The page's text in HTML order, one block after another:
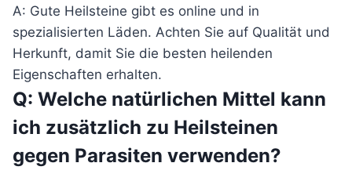
A: Gute Heilsteine gibt es online und in
spezialisierten Läden. Achten Sie auf Qualität und
Herkunft, damit Sie die besten heilenden
Eigenschaften erhalten.
Q: Welche natürlichen Mittel kann
ich zusätzlich zu Heilsteinen
gegen Parasiten verwenden?